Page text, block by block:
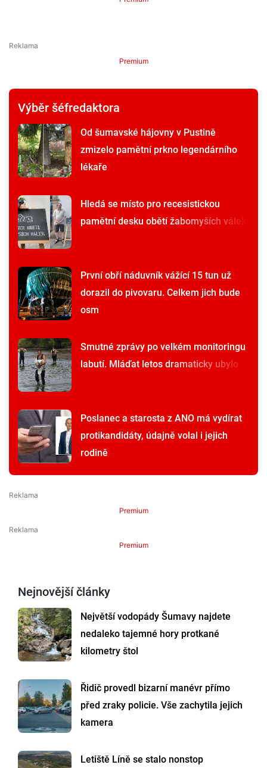
Premium
Výběr šéfredaktora
Od šumavské hájovny v Pustině
zmizelo pamětní prkno legendárního
lékaře
Hledá se místo pro recesistickou
pamětní desku obětí žabomyších válek
První obří náduvník vážící 15 tun už
dorazil do pivovaru. Celkem jich bude
osm
Smutné zprávy po velkém monitoringu
labutí. Mláďat letos dramaticky ubylo
Poslanec a starosta z ANO má vydírat
protikandidáty, údajně volal i jejich
rodině
Premium
Premium
Nejnovější články
Největší vodopády Šumavy najdete
nedaleko tajemné hory protkané
kilometry štol
Řidič provedl bizarní manévr přímo
před zraky policie. Vše zachytila jejich
kamera
Letiště Líně se stalo nonstop